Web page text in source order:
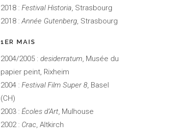
2018 : Festival Historia, Strasbourg
2018 :Année Gutenberg, Strasbourg
1ER MAIS
2004/2005 : desiderratum, Musée du
papier peint, Rixheim
2004 : Festival Film Super 8, Basel
(CH)
2003 : Écoles d’Art, Mulhouse
2002 : Crac, Altkirch